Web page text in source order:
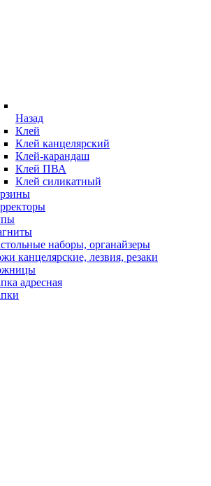
Назад
Клей
Клей канцелярский
Клей-карандаш
Клей ПВА
Клей силикатный
наборы, органайзеры
канцелярские, лезвия, резаки
адресная